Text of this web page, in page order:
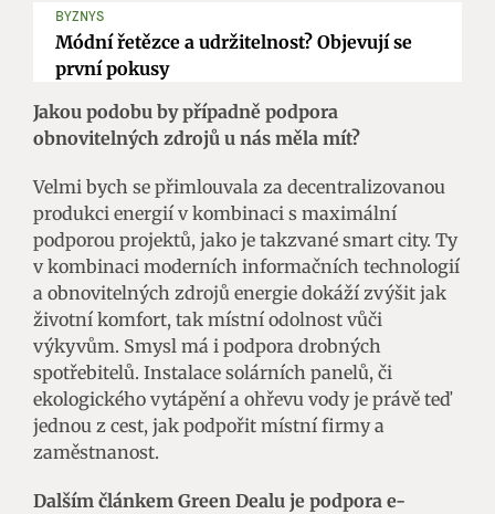
BYZNYS
Módní řetězce a udržitelnost? Objevují se
první pokusy
Jakou podobu by případně podpora
obnovitelných zdrojů u nás měla mít?
Velmi bych se přimlouvala za decentralizovanou
produkci energií v kombinaci s maximální
podporou projektů, jako je takzvané smart city. Ty
v kombinaci moderních informačních technologií
a obnovitelných zdrojů energie dokáží zvýšit jak
životní komfort, tak místní odolnost vůči
výkyvům. Smysl má i podpora drobných
spotřebitelů. Instalace solárních panelů, či
ekologického vytápění a ohřevu vody je právě teď
jednou z cest, jak podpořit místní firmy a
zaměstnanost.
Dalším článkem Green Dealu je podpora e-